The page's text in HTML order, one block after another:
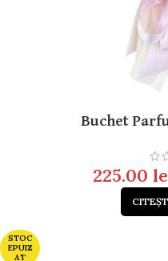
Buchet
225.00
STOC
EPUIZ
AT